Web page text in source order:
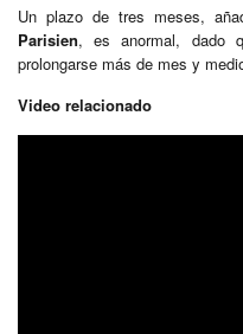
Un plazo de tres meses,
Parisien, es anormal, dado
prolongarse más de mes y
Video relacionado